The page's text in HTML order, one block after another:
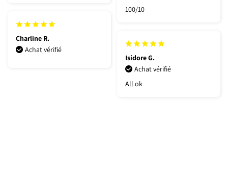
100/10
Charline R.
Achat vérifié
Isidore G.
Achat vérifié
All ok